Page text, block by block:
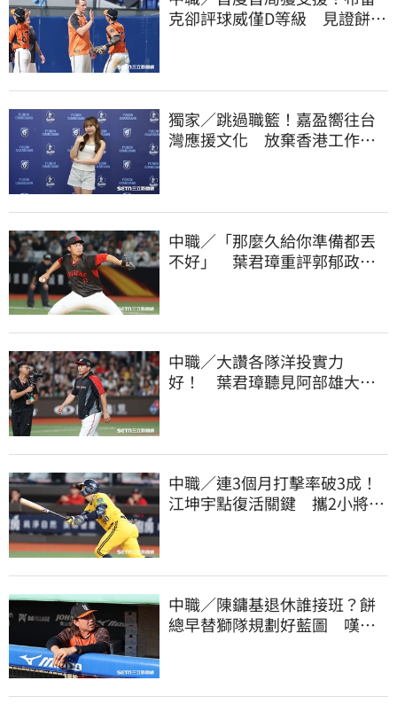
克卻評球威僅D等級 見證餅總
獨家／跳過職籃！嘉盈嚮往台
灣應援文化 放棄香港工作跨
中職／「那麼久給你準備都丟
不好」 葉君璋重評郭郁政對
中職／大讚各隊洋投實力
好！ 葉君璋聽見阿部雄大被
中職／連3個月打擊率破3成！
江坤宇點復活關鍵 攜2小將赴
中職／陳鏞基退休誰接班？餅
總早替獅隊規劃好藍圖 嘆新